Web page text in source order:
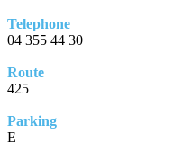
Telephone
04 355 44 30
Route
425
Parking
E